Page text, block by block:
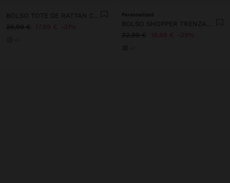
BOLSO TOTE DE RATTAN CON ASA TRENZADA
25,99 €
17,99 € 31%
Personalized
BOLSO SHOPPER TRENZADO EFECTO RAFIA
32,99 €
19,99 € 39%